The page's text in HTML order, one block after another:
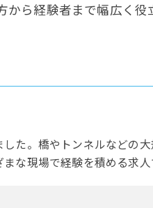
ら経験者まで幅広く
た。橋やトンネルなどの
な現場で経験を積める求人